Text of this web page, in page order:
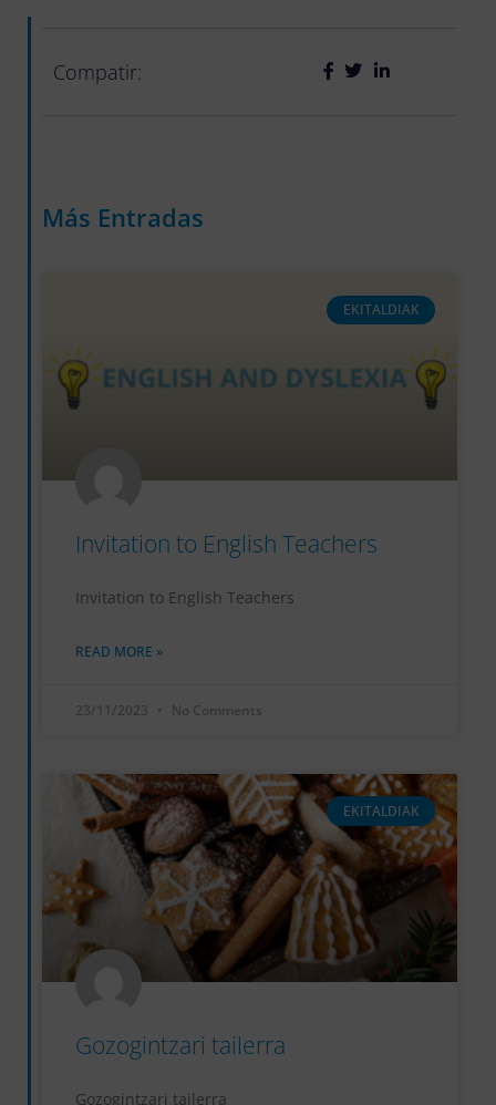
Compatir:
Más Entradas
EKITALDIAK
Invitation to English Teachers
Invitation to English Teachers
READ MORE »
23/11/2023 No Comments
EKITALDIAK
Gozogintzari tailerra
Gozogintzari tailerra